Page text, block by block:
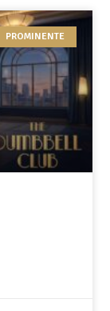
PROMINENTE